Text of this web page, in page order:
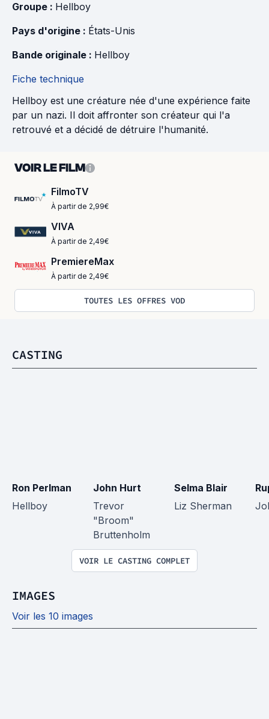
Groupe : Hellboy
Pays d'origine : États-Unis
Bande originale : Hellboy
Fiche technique
Hellboy est une créature née d'une expérience faite
par un nazi. Il doit affronter son créateur qui l'a
retrouvé et a décidé de détruire l'humanité.
VOIR LE FILM
FilmoTV
À partir de 2,99€
VIVA
À partir de 2,49€
PremiereMax
À partir de 2,49€
TOUTES LES OFFRES VOD
CASTING
Ron Perlman
Hellboy
John Hurt
Trevor
"Broom"
Bruttenholm
Selma Blair
Liz Sherman
VOIR LE CASTING COMPLET
IMAGES
Voir les 10 images